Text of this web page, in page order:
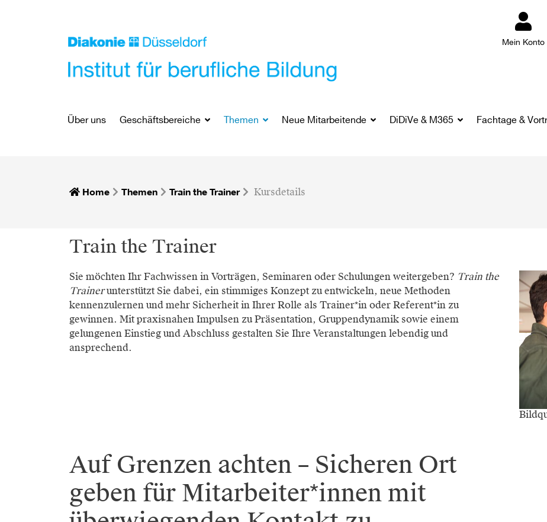
Mein Konto
Über uns Geschäftsbereiche Themen Neue Mitarbeitende DiDiVe & M365 Fachtage &
Home Themen Train the Trainer Kursdetails
Train the Trainer
Sie möchten Ihr Fachwissen in Vorträgen, Seminaren oder Schulungen weitergeben? Train the
Trainerunterstützt Sie dabei, ein stimmiges Konzept zu entwickeln, neue Methoden
kennenzulernen und mehr Sicherheit in Ihrer Rolle als Trainer*in oder Referent*in zu
gewinnen. Mit praxisnahen Impulsen zu Präsentation, Gruppendynamik sowie einem
gelungenen Einstieg und Abschluss gestalten Sie Ihre Veranstaltungen lebendig und
ansprechend.
Auf Grenzen achten – Sicheren Ort
geben für Mitarbeiter*innen mit